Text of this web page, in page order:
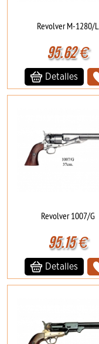
Revolver M-1280/L
95.62€
Detalles
Revolver 1007/G
95.15€
Detalles